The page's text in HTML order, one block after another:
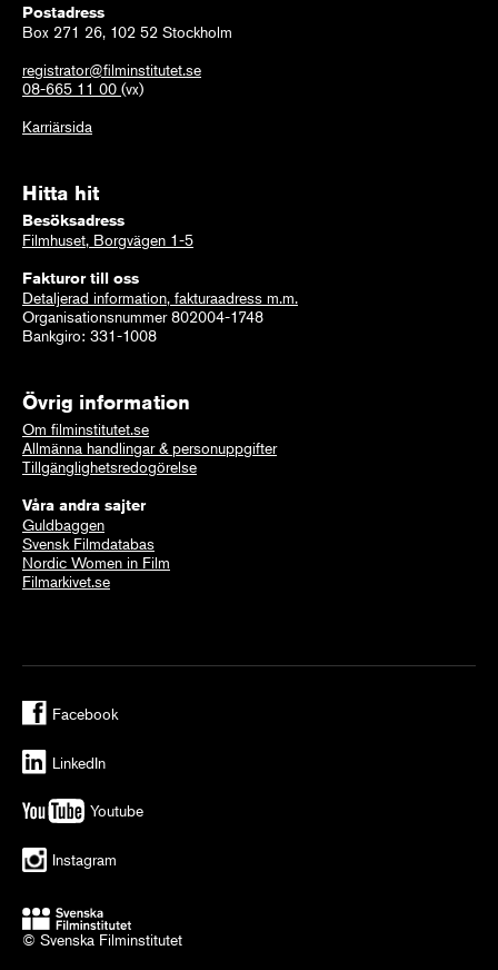
Postadress
Box 271 26, 102 52 Stockholm
registrator@filminstitutet.se
08-665 11 00 (vx)
Karriärsida
Hitta hit
Besöksadress
Filmhuset, Borgvägen 1-5
Fakturor till oss
Detaljerad information, fakturaadress m.m.
Organisationsnummer 802004-1748
Bankgiro: 331-1008
Övrig information
Om filminstitutet.se
Allmänna handlingar & personuppgifter
Tillgänglighetsredogörelse
Våra andra sajter
Guldbaggen
Svensk Filmdatabas
Nordic Women in Film
Filmarkivet.se
Facebook
LinkedIn
Youtube
Instagram
© Svenska Filminstitutet